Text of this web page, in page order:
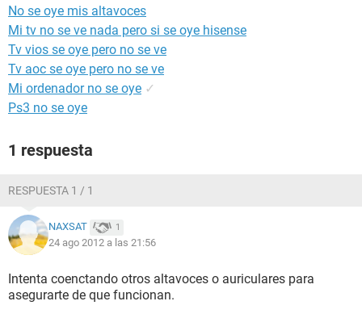
No se oye mis altavoces
Mi tv no se ve nada pero si se oye hisense
Tv vios se oye pero no se ve
Tv aoc se oye pero no se ve
Mi ordenador no se oye ✓
Ps3 no se oye
1 respuesta
RESPUESTA 1 / 1
NAXSAT 1
24 ago 2012 a las 21:56
Intenta coenctando otros altavoces o auriculares para
asegurarte de que funcionan.